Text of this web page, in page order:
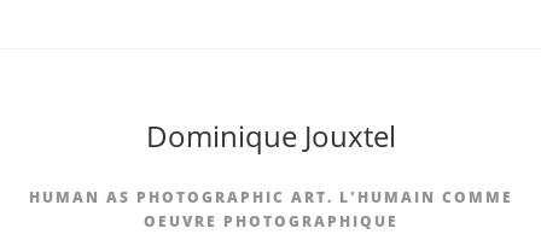
Dominique Jouxtel
HUMAN AS PHOTOGRAPHIC ART. L'HUMAIN COMME
OEUVRE PHOTOGRAPHIQUE